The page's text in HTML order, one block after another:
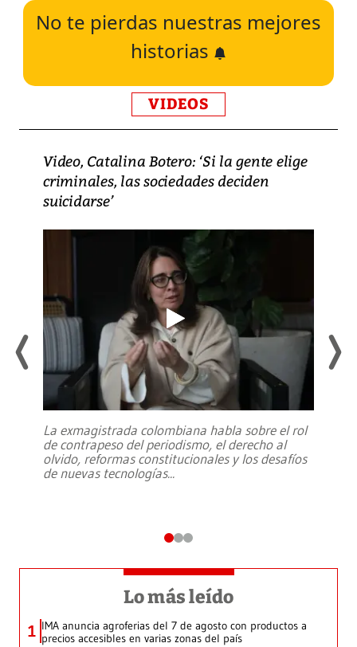
No te pierdas nuestras mejores
historias
VIDEOS
Video, Catalina Botero: ‘Si la gente elige
criminales, las sociedades deciden
suicidarse’
La exmagistrada colombiana habla sobre el rol
de contrapeso del periodismo, el derecho al
olvido, reformas constitucionales y los desafíos
de nuevas tecnologías...
Lo más leído
1 IMA anuncia agroferias del 7 de agosto con productos a
precios accesibles en varias zonas del país